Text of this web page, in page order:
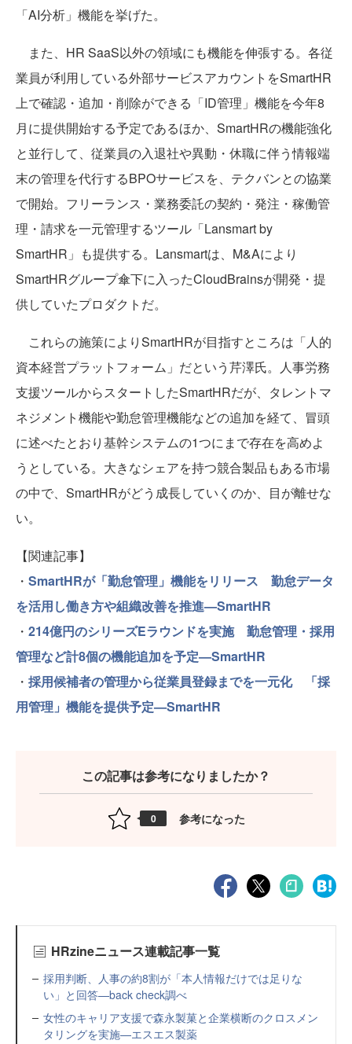
「AI分析」機能を挙げた。
また、HR SaaS以外の領域にも機能を伸張する。各従
業員が利用している外部サービスアカウントをSmartHR
上で確認・追加・削除ができる「ID管理」機能を今年8
月に提供開始する予定であるほか、SmartHRの機能強化
と並行して、従業員の入退社や異動・休職に伴う情報端
末の管理を代行するBPOサービスを、テクバンとの協業
で開始。フリーランス・業務委託の契約・発注・稼働管
理・請求を一元管理するツール「Lansmart by
SmartHR」も提供する。Lansmartは、M&Aにより
SmartHRグループ傘下に入ったCloudBrainsが開発・提
供していたプロダクトだ。
これらの施策によりSmartHRが目指すところは「人的
資本経営プラットフォーム」だという芹澤氏。人事労務
支援ツールからスタートしたSmartHRだが、タレントマ
ネジメント機能や勤怠管理機能などの追加を経て、冒頭
に述べたとおり基幹システムの1つにまで存在を高めよ
うとしている。大きなシェアを持つ競合製品もある市場
の中で、SmartHRがどう成長していくのか、目が離せな
い。
【関連記事】
・ SmartHRが「勤怠管理」機能をリリース 勤怠データ
を活用し働き方や組織改善を推進—SmartHR
・ 214億円のシリーズEラウンドを実施 勤怠管理・採用
管理など計8個の機能追加を予定—SmartHR
・ 採用候補者の管理から従業員登録までを一元化 「採
用管理」機能を提供予定—SmartHR
この記事は参考になりましたか？
0 参考になった
HRzineニュース連載記事一覧
採用判断、人事の約8割が「本人情報だけでは足りな
い」と回答—back check調べ
女性のキャリア支援で森永製菓と企業横断のクロスメン
タリングを実施—エスエス製薬